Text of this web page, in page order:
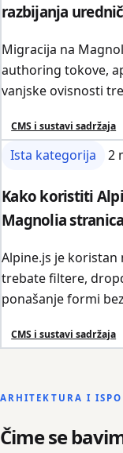
razbijanja
Migracija na
authoring tokove,
vanjske ovisnosti
CMS i sustavi sadržaja
Ista kategorija 2
Kako koristiti
Magnolia
Alpine.js je koristan
trebate filtere,
ponašanje formi
CMS i sustavi sadržaja
ARHITEKTURA I
Čime se